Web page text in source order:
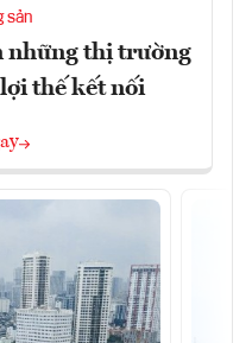
sản
những thị trường
thế kết nối